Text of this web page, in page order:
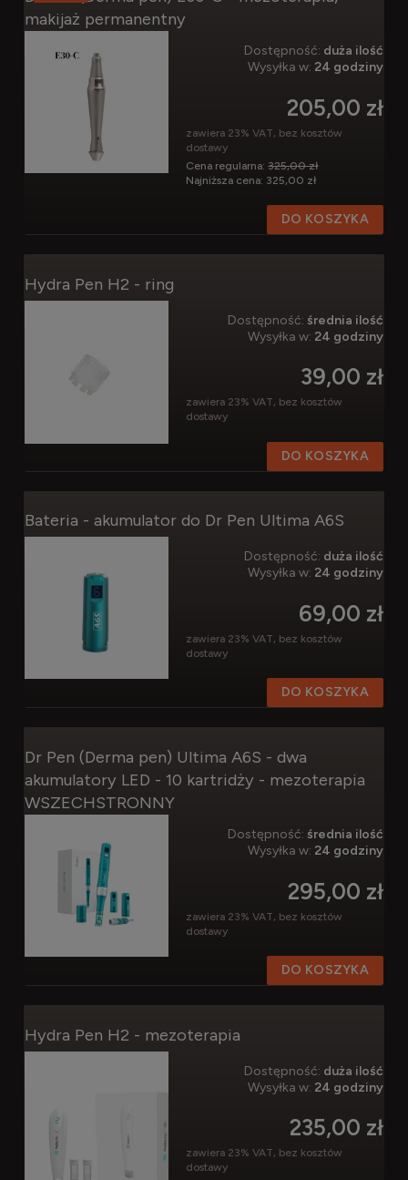
makijaż permanentny
Dostępność: duża ilość
Wysyłka w: 24 godziny
205,00 zł
zawiera 23% VAT, bez kosztów
dostawy
Cena regularna:325,00 zł
Najniższa cena: 325,00 zł
DO KOSZYKA
Hydra Pen H2 - ring
Dostępność: średnia ilość
Wysyłka w: 24 godziny
39,00 zł
zawiera 23% VAT, bez kosztów
dostawy
DO KOSZYKA
Bateria - akumulator do Dr Pen Ultima A6S
Dostępność: duża ilość
Wysyłka w: 24 godziny
69,00 zł
zawiera 23% VAT, bez kosztów
dostawy
DO KOSZYKA
Dr Pen (Derma pen) Ultima A6S - dwa
akumulatory LED - 10 kartridży - mezoterapia
WSZECHSTRONNY
Dostępność: średnia ilość
Wysyłka w: 24 godziny
295,00 zł
zawiera 23% VAT, bez kosztów
dostawy
DO KOSZYKA
Hydra Pen H2 - mezoterapia
Dostępność: duża ilość
Wysyłka w: 24 godziny
235,00 zł
zawiera 23% VAT, bez kosztów
dostawy